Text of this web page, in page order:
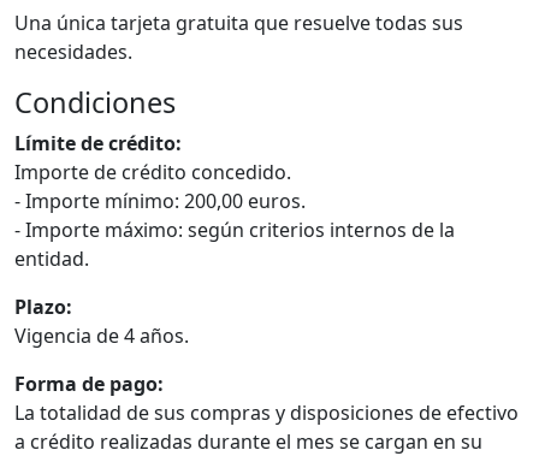
Una única tarjeta gratuita que resuelve todas sus
necesidades.
Condiciones
Límite de crédito:
Importe de crédito concedido.
- Importe mínimo: 200,00 euros.
- Importe máximo: según criterios internos de la
entidad.
Plazo:
Vigencia de 4 años.
Forma de pago:
La totalidad de sus compras y disposiciones de efectivo
a crédito realizadas durante el mes se cargan en su